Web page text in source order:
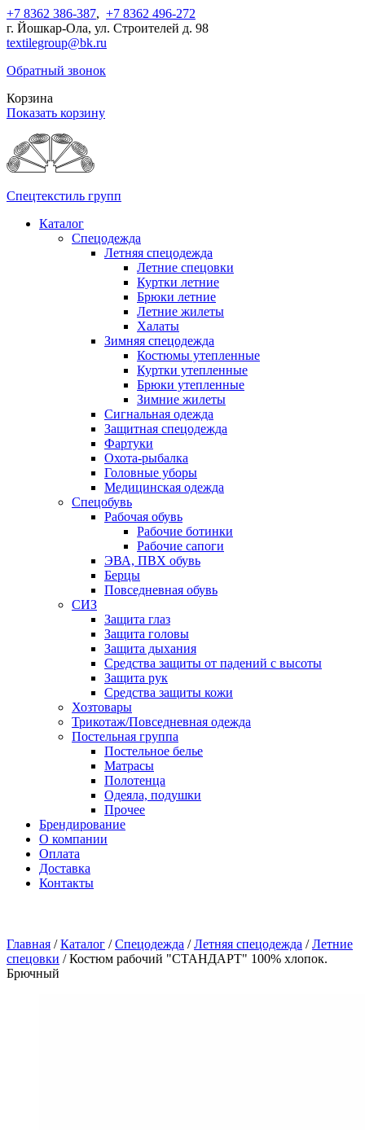
+7 8362 386-387, +7 8362 496-272
г. Йошкар-Ола, ул. Строителей д. 98
textilegroup@bk.ru
Обратный звонок
Корзина
Показать корзину
Спецтекстиль групп
Каталог
Спецодежда
Летняя спецодежда
Летние спецовки
Куртки летние
Брюки летние
Летние жилеты
Халаты
Зимняя спецодежда
Костюмы утепленные
Куртки утепленные
Брюки утепленные
Зимние жилеты
Сигнальная одежда
Защитная спецодежда
Фартуки
Охота-рыбалка
Головные уборы
Медицинская одежда
Спецобувь
Рабочая обувь
Рабочие ботинки
Рабочие сапоги
ЭВА, ПВХ обувь
Берцы
Повседневная обувь
СИЗ
Защита глаз
Защита головы
Защита дыхания
Средства защиты от падений с высоты
Защита рук
Средства защиты кожи
Хозтовары
Трикотаж/Повседневная одежда
Постельная группа
Постельное белье
Матрасы
Полотенца
Одеяла, подушки
Прочее
Брендирование
О компании
Оплата
Доставка
Контакты
Главная / Каталог / Спецодежда / Летняя спецодежда / Летние
спецовки / Костюм рабочий "СТАНДАРТ" 100% хлопок.
Брючный